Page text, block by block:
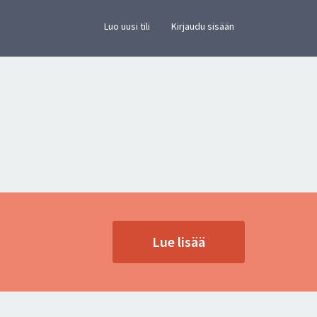
Luo uusi tili Kirjaudu sisään
Lue lisää